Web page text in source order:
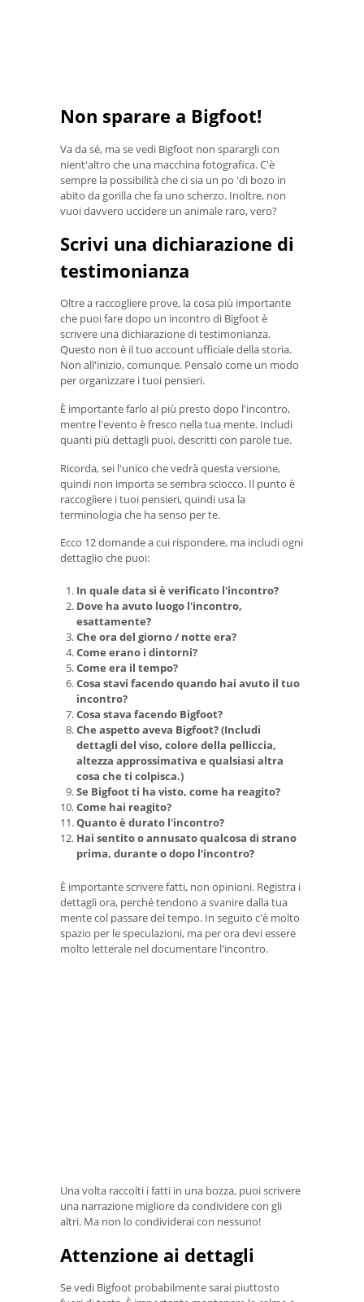
Non sparare a Bigfoot!
Va da sé, ma se vedi Bigfoot non sparargli con
nient'altro che una macchina fotografica. C'è
sempre la possibilità che ci sia un po 'di bozo in
abito da gorilla che fa uno scherzo. Inoltre, non
vuoi davvero uccidere un animale raro, vero?
Scrivi una dichiarazione di
testimonianza
Oltre a raccogliere prove, la cosa più importante
che puoi fare dopo un incontro di Bigfoot è
scrivere una dichiarazione di testimonianza.
Questo non è il tuo account ufficiale della storia.
Non all'inizio, comunque. Pensalo come un modo
per organizzare i tuoi pensieri.
È importante farlo al più presto dopo l'incontro,
mentre l'evento è fresco nella tua mente. Includi
quanti più dettagli puoi, descritti con parole tue.
Ricorda, sei l'unico che vedrà questa versione,
quindi non importa se sembra sciocco. Il punto è
raccogliere i tuoi pensieri, quindi usa la
terminologia che ha senso per te.
Ecco 12 domande a cui rispondere, ma includi ogni
dettaglio che puoi:
In quale data si è verificato l'incontro?
Dove ha avuto luogo l'incontro,
esattamente?
Che ora del giorno / notte era?
Come erano i dintorni?
Come era il tempo?
Cosa stavi facendo quando hai avuto il tuo
incontro?
Cosa stava facendo Bigfoot?
Che aspetto aveva Bigfoot?(Includi
dettagli del viso, colore della pelliccia,
altezza approssimativa e qualsiasi altra
cosa che ti colpisca.)
Se Bigfoot ti ha visto, come ha reagito?
Come hai reagito?
Quanto è durato l'incontro?
Hai sentito o annusato qualcosa di strano
prima, durante o dopo l'incontro?
È importante scrivere fatti, non opinioni. Registra i
dettagli ora, perché tendono a svanire dalla tua
mente col passare del tempo. In seguito c'è molto
spazio per le speculazioni, ma per ora devi essere
molto letterale nel documentare l'incontro.
Una volta raccolti i fatti in una bozza, puoi scrivere
una narrazione migliore da condividere con gli
altri. Ma non lo condividerai con nessuno!
Attenzione ai dettagli
Se vedi Bigfoot probabilmente sarai piuttosto